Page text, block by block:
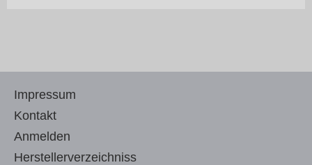
Impressum
Kontakt
Anmelden
Herstellerverzeichniss